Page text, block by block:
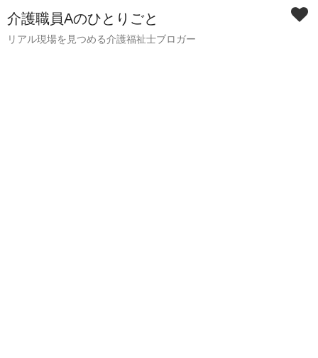
介護職員Aのひとりごと
リアル現場を見つめる介護福祉士ブロガー